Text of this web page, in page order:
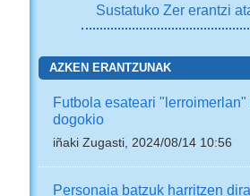
Sustatuko Zer erantzi
AZKEN ERANTZUNAK
Futbola esateari "lerroimerlan"
dogokio
iñaki Zugasti, 2024/08/14 10:56
Personaia batzuk harritzen